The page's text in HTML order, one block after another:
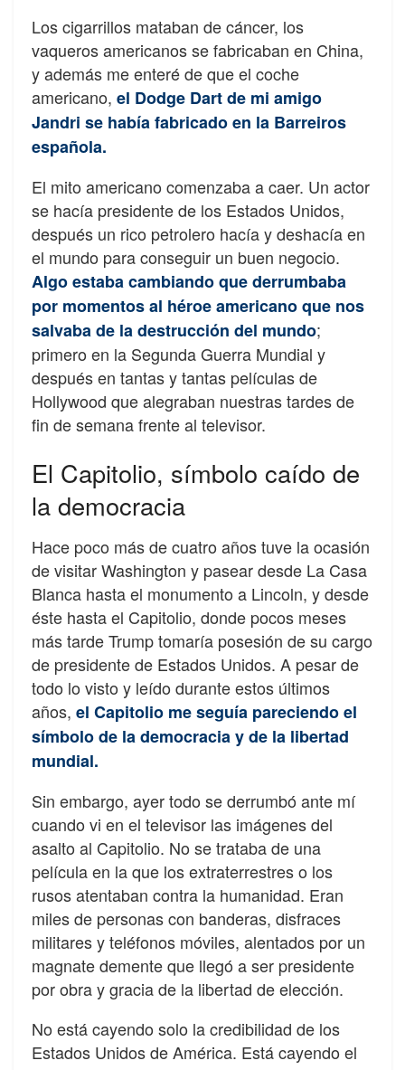
Los cigarrillos mataban de cáncer, los
vaqueros americanos se fabricaban en China,
y además me enteré de que el coche
americano, el Dodge Dart de mi amigo
Jandri se había fabricado en la Barreiros
española.
El mito americano comenzaba a caer. Un actor
se hacía presidente de los Estados Unidos,
después un rico petrolero hacía y deshacía en
el mundo para conseguir un buen negocio.
Algo estaba cambiando que derrumbaba
por momentos al héroe americano que nos
salvaba de la destrucción del mundo;
primero en la Segunda Guerra Mundial y
después en tantas y tantas películas de
Hollywood que alegraban nuestras tardes de
fin de semana frente al televisor.
El Capitolio, símbolo caído de
la democracia
Hace poco más de cuatro años tuve la ocasión
de visitar Washington y pasear desde La Casa
Blanca hasta el monumento a Lincoln, y desde
éste hasta el Capitolio, donde pocos meses
más tarde Trump tomaría posesión de su cargo
de presidente de Estados Unidos. A pesar de
todo lo visto y leído durante estos últimos
años, el Capitolio me seguía pareciendo el
símbolo de la democracia y de la libertad
mundial.
Sin embargo, ayer todo se derrumbó ante mí
cuando vi en el televisor las imágenes del
asalto al Capitolio. No se trataba de una
película en la que los extraterrestres o los
rusos atentaban contra la humanidad. Eran
miles de personas con banderas, disfraces
militares y teléfonos móviles, alentados por un
magnate demente que llegó a ser presidente
por obra y gracia de la libertad de elección.
No está cayendo solo la credibilidad de los
Estados Unidos de América. Está cayendo el